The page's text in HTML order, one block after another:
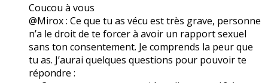
Coucou à vous
@Mirox : Ce que tu as vécu est très grave, personne
n’a le droit de te forcer à avoir un rapport sexuel
sans ton consentement. Je comprends la peur que
tu as. J’aurai quelques questions pour pouvoir te
répondre :